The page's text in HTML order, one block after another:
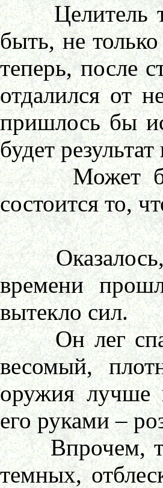
Целитель
быть, не
теперь, после
отдалился от
пришлось бы
будет
Может быть,
состоится то,
Оказалось,
времени
вытекло сил.
Он лег спать,
весомый,
оружия лучше
его руками –
Впрочем,
темных,